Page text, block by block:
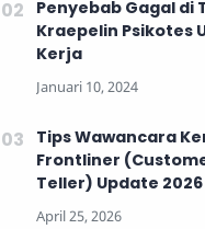
Penyebab Gagal di
Kraepelin Psikotes
Kerja
Tips Wawancara
Frontliner
Teller) Update 2026